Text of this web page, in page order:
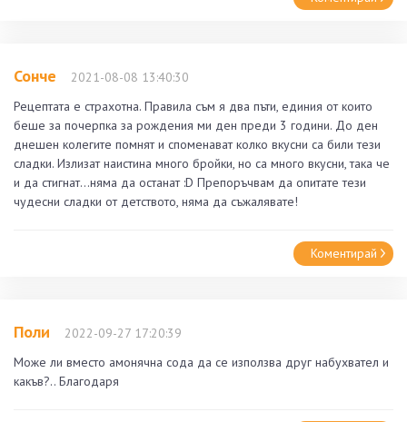
Сонче
2021-08-08 13:40:30
Рецептата е страхотна. Правила съм я два пъти, единия от които
беше за почерпка за рождения ми ден преди 3 години. До ден
днешен колегите помнят и споменават колко вкусни са били тези
сладки. Излизат наистина много бройки, но са много вкусни, така че
и да стигнат...няма да останат :D Препоръчвам да опитате тези
чудесни сладки от детството, няма да съжалявате!
Коментирай
Поли
2022-09-27 17:20:39
Може ли вместо амонячна сода да се използва друг набухвател и
какъв?.. Благодаря